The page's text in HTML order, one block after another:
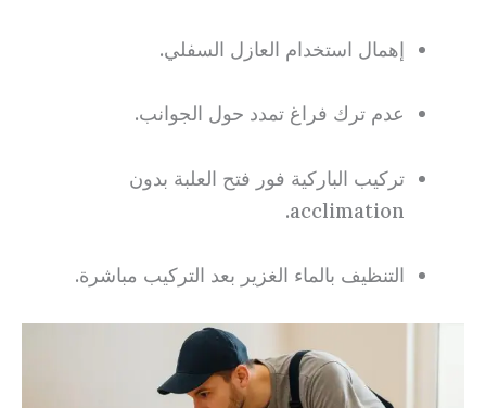
إهمال استخدام العازل السفلي.
عدم ترك فراغ تمدد حول الجوانب.
تركيب الباركية فور فتح العلبة بدون
acclimation.
التنظيف بالماء الغزير بعد التركيب مباشرة.